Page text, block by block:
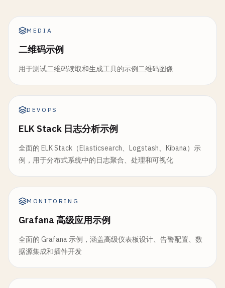
MEDIA
二维码示例
用于测试二维码读取和生成工具的示例二维码图像
DEVOPS
ELK Stack 日志分析示例
全面的 ELK Stack（Elasticsearch、Logstash、Kibana）示
例，用于分布式系统中的日志聚合、处理和可视化
MONITORING
Grafana 高级应用示例
全面的 Grafana 示例，涵盖高级仪表板设计、告警配置、数
据源集成和插件开发